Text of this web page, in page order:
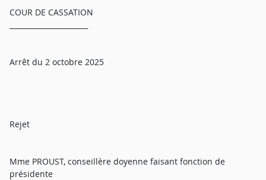
COUR DE CASSATION
Arrêt du 2 octobre 2025
Rejet
Mme PROUST, conseillère doyenne faisant fonction de
présidente